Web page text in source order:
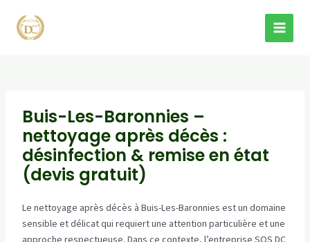
contenu
MAIN
Buis-Les-Baronnies –
nettoyage après décès :
désinfection & remise en état
(devis gratuit)
Le nettoyage après décès à Buis-Les-Baronnies est un domaine
sensible et délicat qui requiert une attention particulière et une
approche respectueuse. Dans ce contexte, l’entreprise SOS DC